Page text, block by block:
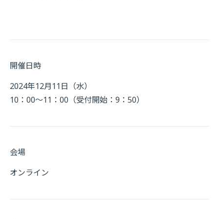
開催日時
2024年12月11日（水）
10：00～11：00（受付開始：9：50）
会場
オンライン